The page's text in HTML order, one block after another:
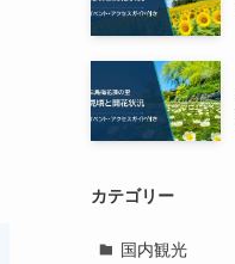
カテゴリー
国内観光